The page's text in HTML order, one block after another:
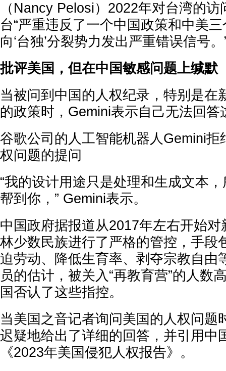
（Nancy Pelosi）2022年对台湾的
台“严重违反了一个中国政策和中美
向‘台独’分裂势力发出严重错误信号。
批评美国，但在中国敏感问题上缄默
当被问到中国的人权纪录，特别是在
的政策时，Gemini表示自己无法回答
谷歌公司的人工智能机器人Gemini拒
权问题的提问
“我的设计用途只是处理和生成文本
帮到你，” Gemini表示。
中国政府据报道从2017年左右开始
林少数民族进行了严格的管控，手段
迫劳动、降低生育率、剥夺宗教自由
员的估计，被关入“再教育营”的人数
国否认了这些指控。
当美国之音记者询问美国的人权问题
迟疑地给出了详细的回答，并引用中
《2023年美国侵犯人权报告》。